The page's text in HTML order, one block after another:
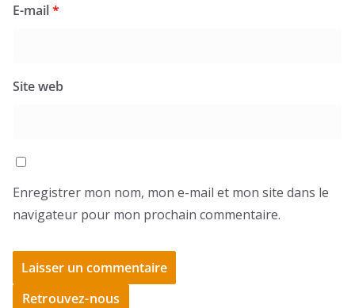
E-mail*
Site web
Enregistrer mon nom, mon e-mail et mon site dans le
navigateur pour mon prochain commentaire.
Retrouvez-nous